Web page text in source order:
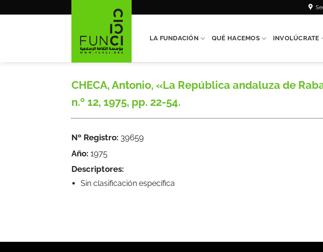
LA FUNDACIÓN QUÉ HACEMOS INVOLÚCRATE
CHECA, Antonio, «La República andaluza de
n.º 12, 1975, pp. 22-54.
Nº Registro: 39659
Año: 1975
Descriptores:
Sin clasificación específica